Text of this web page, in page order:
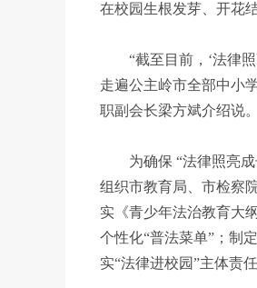
在校园生根发芽、开花结
“截至目前，‘法律
走遍公主岭市全部中小
职副会长梁方斌介绍说。
为确保 “法律照亮成
组织市教育局、市检察
实《青少年法治教育大
个性化“普法菜单”；制
实“法律进校园”主体责